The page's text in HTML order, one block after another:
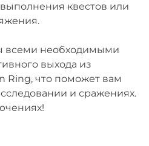
квестов или
всеми необходимыми
выхода из
Ring, что поможет вам
и сражениях.